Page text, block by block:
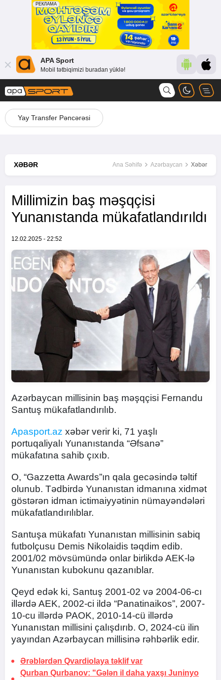
APA Sport
Mobil tətbiqimizi buradan yüklə!
Yay Transfer Pəncərəsi
XƏBƏR Ana Səhifə Azərbaycan Xəbər
Millimizin baş məşqçisi
Yunanıstanda mükafatlandırıldı
12.02.2025 - 22:52
Azərbaycan millisinin baş məşqçisi Fernandu
Santuş mükafatlandırılıb.
Apasport.az xəbər verir ki, 71 yaşlı
portuqaliyalı Yunanıstanda “Əfsanə”
mükafatına sahib çıxıb.
O, “Gazzetta Awards”ın qala gecəsində təltif
olunub. Tədbirdə Yunanıstan idmanına xidmət
göstərən idman ictimaiyyətinin nümayəndələri
mükafatlandırılıblar.
Santuşa mükafatı Yunanıstan millisinin sabiq
futbolçusu Demis Nikolaidis təqdim edib.
2001/02 mövsümündə onlar birlikdə AEK-lə
Yunanıstan kubokunu qazanıblar.
Qeyd edək ki, Santuş 2001-02 və 2004-06-cı
illərdə AEK, 2002-ci ildə “Panatinaikos”, 2007-
10-cu illərdə PAOK, 2010-14-cü illərdə
Yunanıstan millisini çalışdırıb. O, 2024-cü ilin
yayından Azərbaycan millisinə rəhbərlik edir.
Ərəblərdən Qvardiolaya təklif var
Qurban Qurbanov: "Gələn il daha yaxşı Juninyo